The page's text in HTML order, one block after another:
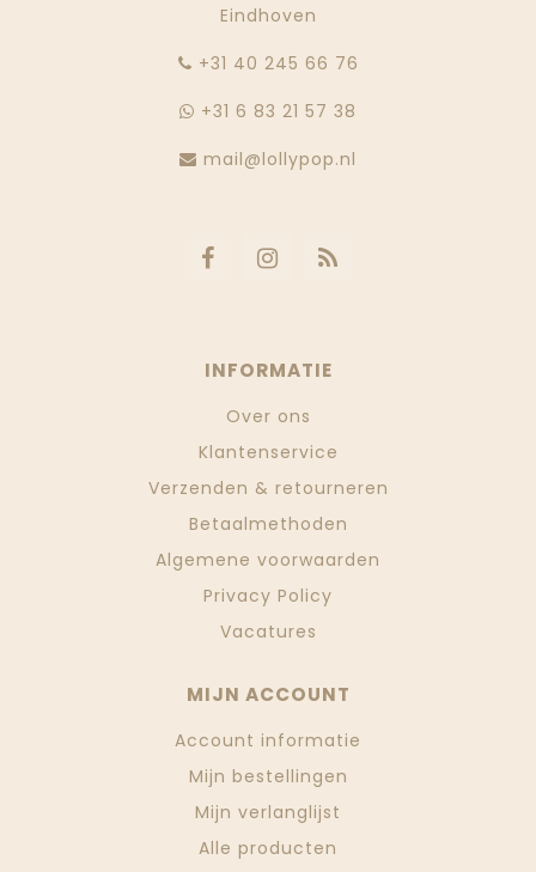
Eindhoven
‭+31 40 245 66 76
+31 6 83 21 57 38
mail@lollypop.nl
INFORMATIE
Over ons
Klantenservice
Verzenden & retourneren
Betaalmethoden
Algemene voorwaarden
Privacy Policy
Vacatures
MIJN ACCOUNT
Account informatie
Mijn bestellingen
Mijn verlanglijst
Alle producten